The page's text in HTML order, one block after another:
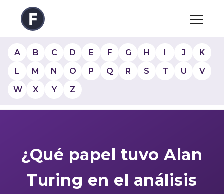
A B C D E F G H I J
K
L
M N O P Q R S T U
V
W
X Y Z
¿Qué papel tuvo Alan
Turing en el análisis